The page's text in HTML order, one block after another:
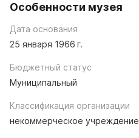
Особенности музея
Дата основания
25 января 1966 г.
Бюджетный статус
Муниципальный
Классификация организации
некоммерческое учреждение